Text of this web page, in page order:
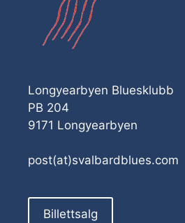
Longyearbyen Bluesklubb
PB 204
9171 Longyearbyen
post(at)svalbardblues.com
Billettsalg